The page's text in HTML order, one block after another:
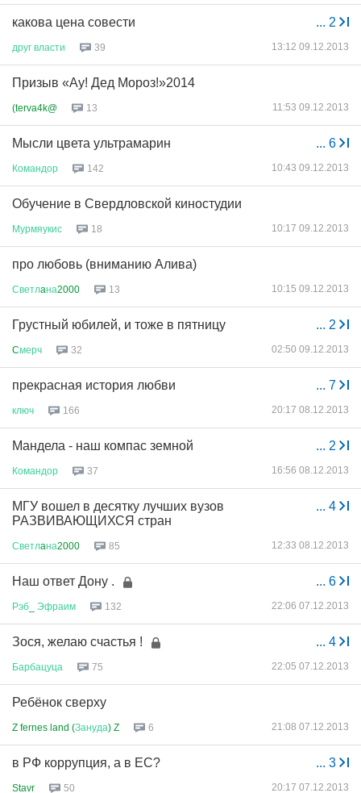
... 2
какова цена совести
друг власти 39 13:12 09.12.2013
Призыв «Ау! Дед Мороз!»2014
(terva4k@ 13 11:53 09.12.2013
... 6
Мысли цвета ультрамарин
Командор 142 10:43 09.12.2013
Обучение в Свердловской киностудии
Мурмяукис 18 10:17 09.12.2013
про любовь (вниманию Алива)
Светлaна2000 13 10:15 09.12.2013
... 2
Грустный юбилей, и тоже в пятницу
Cмерч 32 02:50 09.12.2013
... 7
прекрасная история любви
ключ 166 20:17 08.12.2013
... 2
Мандела - наш компас земной
Командор 37 16:56 08.12.2013
... 4
МГУ вошел в десятку лучших вузов
РАЗВИВАЮЩИХСЯ стран
Светлaна2000 85 12:33 08.12.2013
... 6
Наш ответ Дону .
Рэб Эфраим 132 22:06 07.12.2013
... 4
Зося, желаю счастья !
Барбацуца 75 22:05 07.12.2013
Ребёнок сверху
Z fernes land (Зануда) Z 6 21:08 07.12.2013
... 3
в РФ коррупция, а в ЕС?
Stavr 50 20:17 07.12.2013